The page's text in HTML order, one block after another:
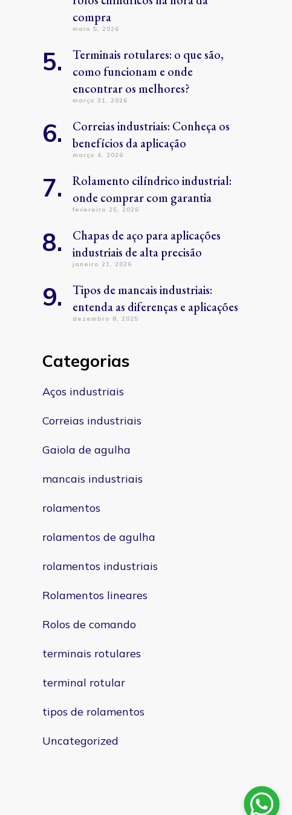
compra
maio 5, 2026
Terminais rotulares: o que são,
como funcionam e onde
encontrar os melhores?
março 31, 2026
Correias industriais: Conheça os
benefícios da aplicação
março 4, 2026
Rolamento cilíndrico industrial:
onde comprar com garantia
fevereiro 25, 2026
Chapas de aço para aplicações
industriais de alta precisão
janeiro 21, 2026
Tipos de mancais industriais:
entenda as diferenças e aplicações
dezembro 8, 2025
Categorias
Aços industriais
Correias industriais
Gaiola de agulha
mancais industriais
rolamentos
rolamentos de agulha
rolamentos industriais
Rolamentos lineares
Rolos de comando
terminais rotulares
terminal rotular
tipos de rolamentos
Uncategorized